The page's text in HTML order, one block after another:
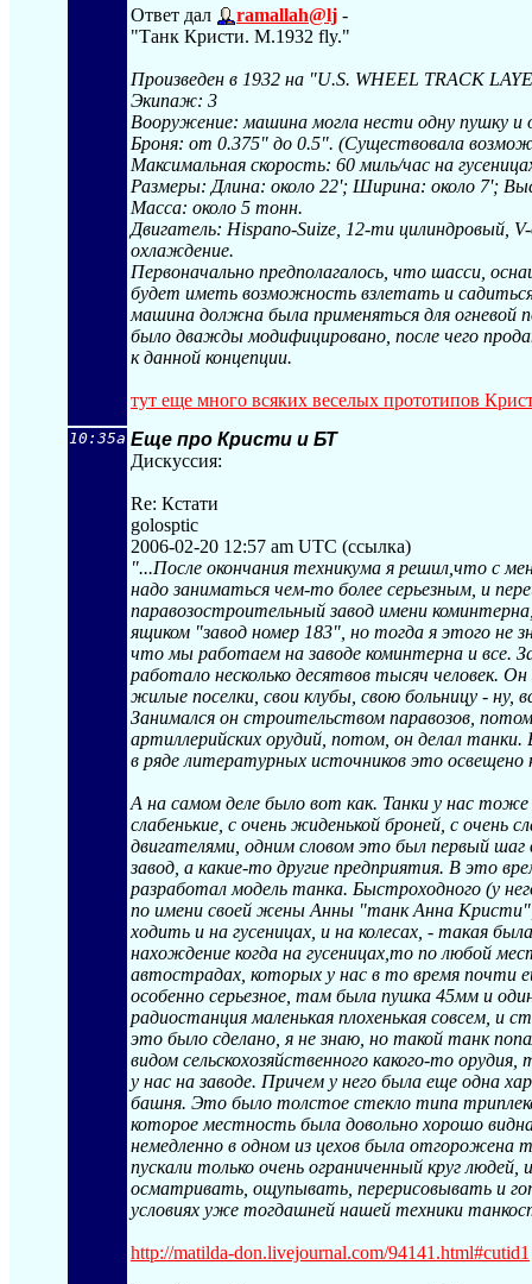
Ответ дал ramallah@lj -
"Танк Кристи. M.1932 fly."
Произведен в 1932 на "U.S. WHEEL TRACK
Экипаж: 3
Вооружение: машина могла нести одну пушку и
Броня: от 0.375" до 0.5". (Существовала
Максимальная скорость: 60 миль/час на
Размеры: Длина: около 22'; Ширина: около 7';
Масса: около 5 тонн.
Двигатель: Hispano-Suize, 12-ти цилиндровый,
охлаждение.
Первоначально предполагалось, что шасси,
будет иметь возможность взлетать и
машина должна была применяться для огневой
было дважды модифицировано, после чего
к данной концепции.
тут еще много всяких веселых прототипов
10:35a Еще про Кристи и БТ
Дискуссия:
Re: Кстати
golosptic
2006-02-20 12:57 am UTC (ссылка)
"...После окончания техникума я решил,что с
надо заниматься чем-то более серьезным, и
паравозостроительный завод имени
ящиком "завод номер 183", но тогда я этого не
что мы работаем на заводе коминтерна и все.
работало несколько десятвов тысяч человек.
жилые поселки, свои клубы, свою больницу - ну,
Занимался он строительством паравозов,
артиллерийских орудий, потом, он делал
в ряде литературных источников это освещено
А на самом деле было вот как. Танки у нас
слабенькие, с очень жиденькой броней, с очень
двигателями, одним словом это был первый
завод, а какие-то другие предприятия. В это
разработал модель танка. Быстроходного (у
по имени своей жены Анны "танк Анна
ходить и на гусеницах, и на колесах, - такая
нахождение когда на гусеницах,то по любой
автострадах, которых у нас в то время почти
особенно серьезное, там была пушка 45мм и
радиостанция маленькая плохенькая совсем, и
это было сделано, я не знаю, но такой танк
видом сельскохозяйственного какого-то
у нас на заводе. Причем у него была еще одна
башня. Это было толстое стекло типа
которое местность была довольно хорошо
немедленно в одном из цехов была отгорожена
пускали только очень ограниченный круг
осматривать, ощупывать, перерисовывать и
условиях уже тогдашней нашей техники
http://matilda-don.livejournal.com/94141.html#cutid1